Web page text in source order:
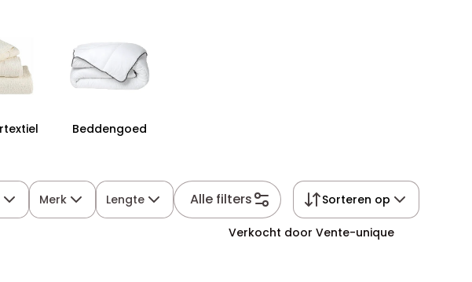
Beddengoed
Merk Lengte Alle filters Sorteren op
Verkocht door Vente-unique